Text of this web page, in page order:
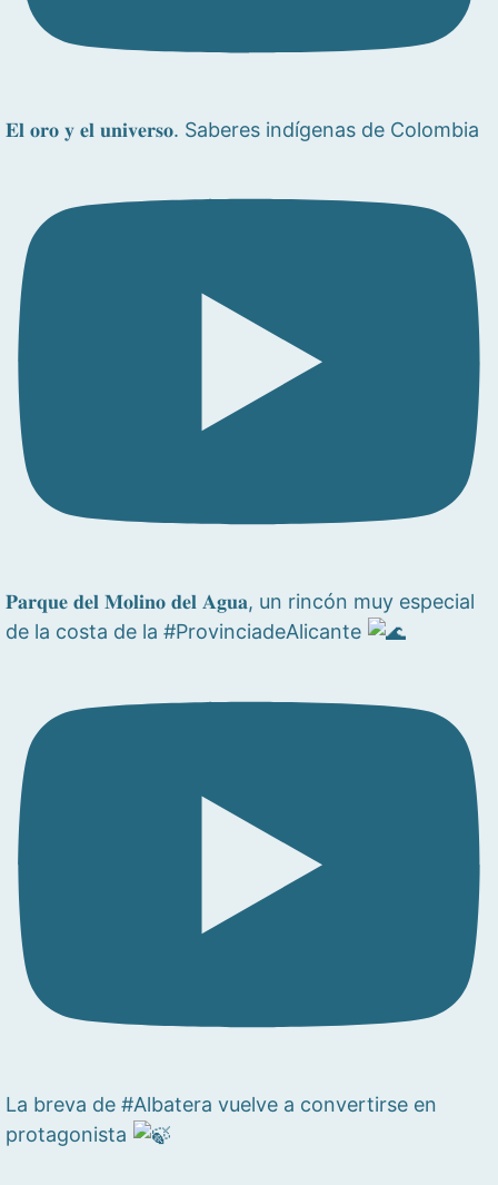
𝐄𝐥 𝐨𝐫𝐨 𝐲 𝐞𝐥 𝐮𝐧𝐢𝐯𝐞𝐫𝐬𝐨. Saberes indígenas de Colombia
𝐏𝐚𝐫𝐪𝐮𝐞 𝐝𝐞𝐥 𝐌𝐨𝐥𝐢𝐧𝐨 𝐝𝐞𝐥 𝐀𝐠𝐮𝐚, un rincón muy especial
de la costa de la #ProvinciadeAlicante
La breva de #Albatera vuelve a convertirse en
protagonista